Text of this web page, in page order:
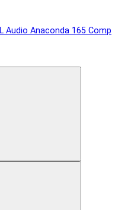
Audio Anaconda 165 Comp